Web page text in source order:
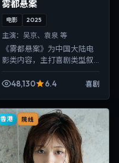
雾都悬案
电影 2025
主演： 吴京、袁泉 等
《雾都悬案》为中国大陆电
影类内容，主打喜剧类型叙
适合移动端与电视端随时在
48,130 6.4 喜剧
香港 院线